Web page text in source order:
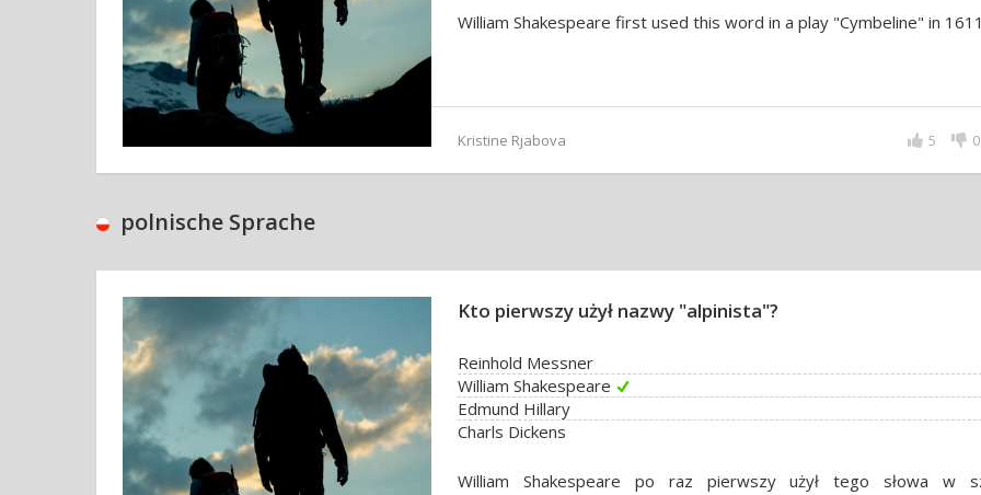
William Shakespeare first used this word in a play "Cymbeline" in
Kristine Rjabova 0
5
polnische Sprache
Kto pierwszy użył nazwy "alpinista"?
Reinhold Messner
William Shakespeare
Edmund Hillary
Charls Dickens
William Shakespeare po raz pierwszy użył tego słowa w